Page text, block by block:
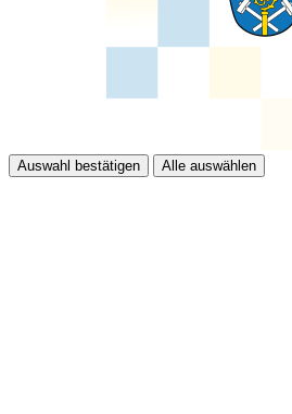
Auswahl bestätigen Alle auswählen